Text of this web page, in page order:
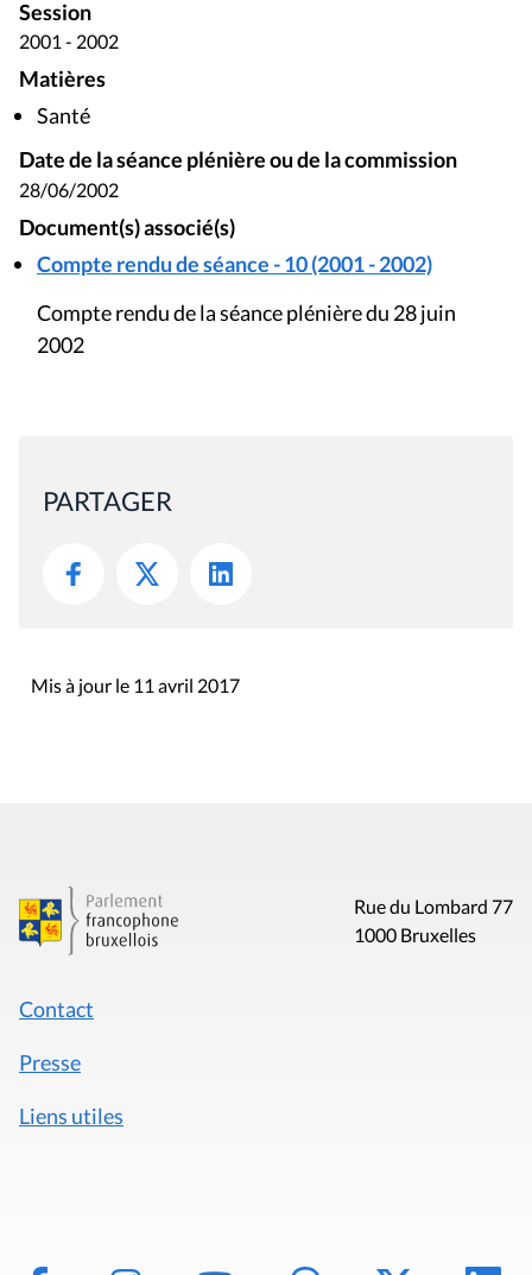
Session
2001 - 2002
Matières
Santé
Date de la séance plénière ou de la commission
28/06/2002
Document(s) associé(s)
Compte rendu de séance - 10 (2001 - 2002)
Compte rendu de la séance plénière du 28 juin
2002
PARTAGER
Mis à jour le 11 avril 2017
Rue du Lombard 77
1000 Bruxelles
Contact
Presse
Liens utiles